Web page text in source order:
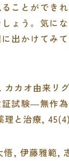
ことができ
ょう。気に
出かけてみ
カカオ由来リ
試験―無作
理と治療, 45
悟, 伊藤雅範,